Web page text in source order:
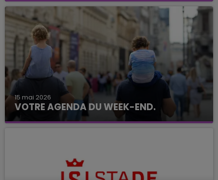
15 mai 2026
VOTRE AGENDA DU WEEK-END.